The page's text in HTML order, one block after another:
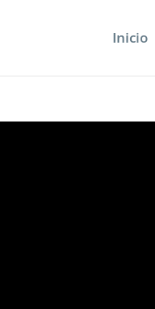
Inicio